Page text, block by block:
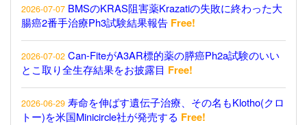
2026-07-07 BMSのKRAS阻害薬Krazatiの失敗に終わった大
腸癌2番手治療Ph3試験結果報告 Free!
2026-07-02 Can-FiteがA3AR標的薬の膵癌Ph2a試験のいい
とこ取り全生存結果をお披露目 Free!
2026-06-29 寿命を伸ばす遺伝子治療、その名もKlotho(クロ
トー)を米国Minicircle社が発売する Free!